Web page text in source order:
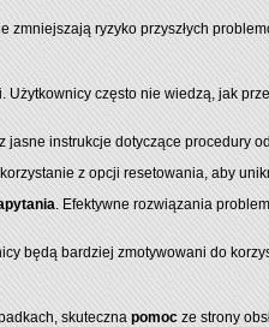
ryzyko przyszłych
Użytkownicy często nie wiedzą, jak
jasne instrukcje dotyczące procedury
z opcji resetowania, aby
. Efektywne rozwiązania
będą bardziej zmotywowani do
skuteczna pomoc ze strony